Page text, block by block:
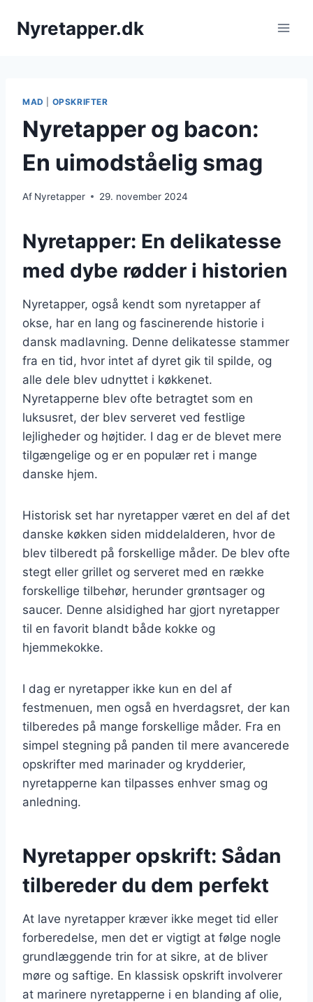
Nyretapper.dk
MAD OPSKRIFTER
Nyretapper og bacon:
En uimodståelig smag
Af Nyretapper 29. november 2024
Nyretapper: En delikatesse
med dybe rødder i historien
Nyretapper, også kendt som nyretapper af
okse, har en lang og fascinerende historie i
dansk madlavning. Denne delikatesse stammer
fra en tid, hvor intet af dyret gik til spilde, og
alle dele blev udnyttet i køkkenet.
Nyretapperne blev ofte betragtet som en
luksusret, der blev serveret ved festlige
lejligheder og højtider. I dag er de blevet mere
tilgængelige og er en populær ret i mange
danske hjem.
Historisk set har nyretapper været en del af det
danske køkken siden middelalderen, hvor de
blev tilberedt på forskellige måder. De blev ofte
stegt eller grillet og serveret med en række
forskellige tilbehør, herunder grøntsager og
saucer. Denne alsidighed har gjort nyretapper
til en favorit blandt både kokke og
hjemmekokke.
I dag er nyretapper ikke kun en del af
festmenuen, men også en hverdagsret, der kan
tilberedes på mange forskellige måder. Fra en
simpel stegning på panden til mere avancerede
opskrifter med marinader og krydderier,
nyretapperne kan tilpasses enhver smag og
anledning.
Nyretapper opskrift: Sådan
tilbereder du dem perfekt
At lave nyretapper kræver ikke meget tid eller
forberedelse, men det er vigtigt at følge nogle
grundlæggende trin for at sikre, at de bliver
møre og saftige. En klassisk opskrift involverer
at marinere nyretapperne i en blanding af olie,